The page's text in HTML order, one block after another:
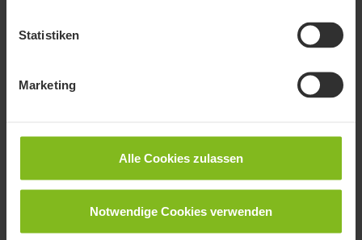
Statistiken
Marketing
Alle Cookies zulassen
Notwendige Cookies verwenden
vorliegen. Einen möglichen Treffer erkennst
du an der gelben Büroklammer.